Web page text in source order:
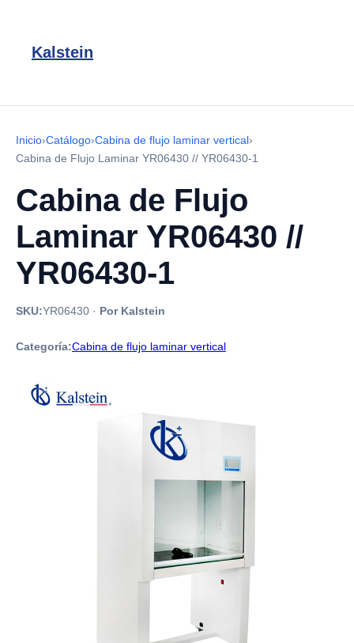
Kalstein
Inicio›Catálogo›Cabina de flujo laminar vertical›
Cabina de Flujo Laminar YR06430 // YR06430-1
Cabina de Flujo
Laminar YR06430 //
YR06430-1
SKU:YR06430 · Por Kalstein
Categoría:Cabina de flujo laminar vertical